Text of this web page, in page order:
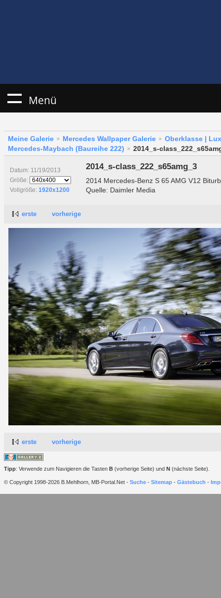
Menü
Meine Galerie Mercedes Wallpaper Galerie
Oberklasse |
Mercedes-Maybach (Baureihe 222)
2014_s-
Datum: 11/19/2013
Größe:
Vollgröße: 1920x1200
2014_s-class_222_s65amg_3
2014 Mercedes-Benz S 65 AMG V12
Quelle: Daimler Media
erste vorherige
erste vorherige
Tipp: Verwende zum Navigieren die Tasten B (vorherige Seite) und N (nächste Seite).
© Copyright 1998-2026 B.Mehlhorn, MB-Portal.Net - Suche - Sitemap - Gästebuch -